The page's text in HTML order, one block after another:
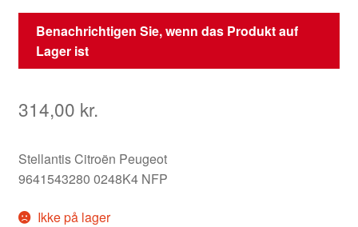
Benachrichtigen Sie, wenn das Produkt auf
Lager ist
314,00 kr.
Stellantis Citroën Peugeot
9641543280 0248K4 NFP
Ikke på lager